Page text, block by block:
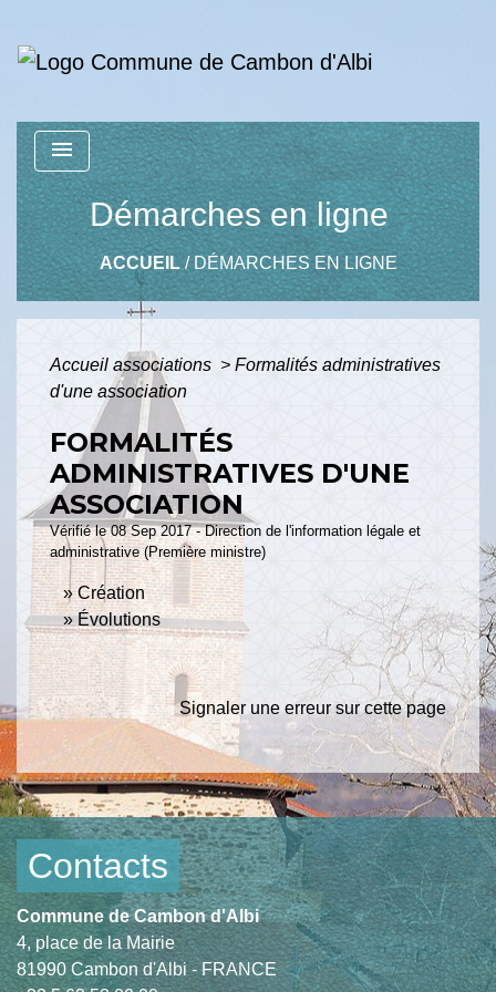
menu
Démarches en ligne
ACCUEIL/DÉMARCHES EN LIGNE
Accueil associations > Formalités administratives
d'une association
FORMALITÉS
ADMINISTRATIVES D'UNE
ASSOCIATION
Vérifié le 08 Sep 2017 - Direction de l'information légale et
administrative (Première ministre)
Création
Évolutions
Signaler une erreur sur cette page
Contacts
Commune de Cambon d'Albi
4, place de la Mairie
81990 Cambon d'Albi - FRANCE